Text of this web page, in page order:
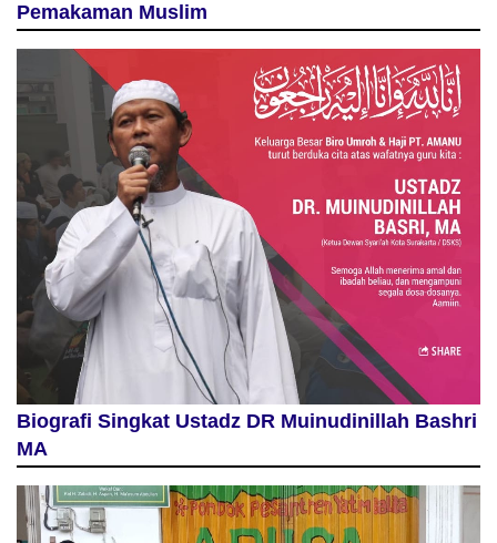
Pemakaman Muslim
Biografi Singkat Ustadz DR Muinudinillah Bashri
MA